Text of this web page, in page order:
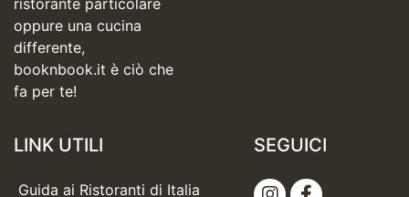
ristorante particolare
oppure una cucina
differente,
booknbook.it è ciò che
fa per te!
LINK UTILI
Guida ai Ristoranti di Italia
SEGUICI